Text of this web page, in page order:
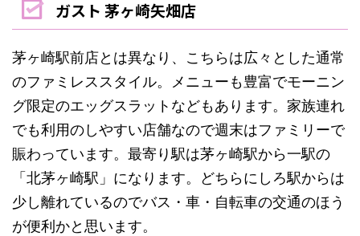
ガスト 茅ヶ崎矢畑店
茅ヶ崎駅前店とは異なり、こちらは広々とした通常
のファミレススタイル。メニューも豊富でモーニン
グ限定のエッグスラットなどもあります。家族連れ
でも利用のしやすい店舗なので週末はファミリーで
賑わっています。最寄り駅は茅ヶ崎駅から一駅の
「北茅ヶ崎駅」になります。どちらにしろ駅からは
少し離れているのでバス・車・自転車の交通のほう
が便利かと思います。